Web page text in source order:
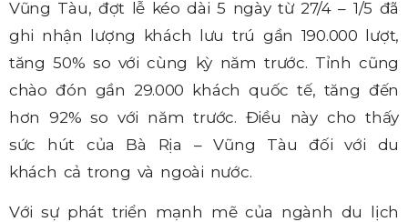
Vũng Tàu, đợt lễ kéo dài 5 ngày từ 27/4 – 1/5 đã
ghi nhận lượng khách lưu trú gần 190.000 lượt,
tăng 50% so với cùng kỳ năm trước. Tỉnh cũng
chào đón gần 29.000 khách quốc tế, tăng đến
hơn 92% so với năm trước. Điều này cho thấy
sức hút của Bà Rịa – Vũng Tàu đối với du
khách cả trong và ngoài nước.
Với sự phát triển mạnh mẽ của ngành du lịch